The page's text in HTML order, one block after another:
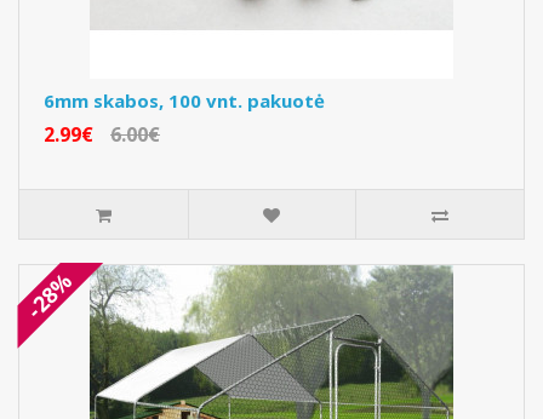
6mm skabos, 100 vnt. pakuotė
2.99€ 6.00€
-28%